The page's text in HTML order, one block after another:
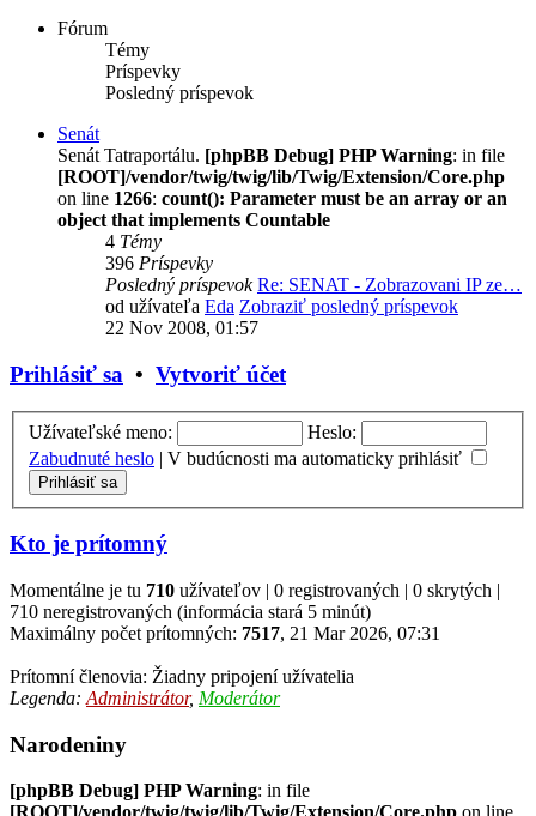
Fórum
Témy
Príspevky
Posledný príspevok
Senát
Senát Tatraportálu. [phpBB Debug] PHP Warning: in file
[ROOT]/vendor/twig/twig/lib/Twig/Extension/Core.php
on line 1266: count(): Parameter must be an array or an
object that implements Countable
4 Témy
396 Príspevky
Posledný príspevok Re: SENAT - Zobrazovani IP ze…
od užívateľa Eda Zobraziť posledný príspevok
22 Nov 2008, 01:57
Prihlásiť sa • Vytvoriť účet
Užívateľské meno:
Heslo:
Zabudnuté heslo | V budúcnosti ma automaticky prihlásiť
Kto je prítomný
Momentálne je tu 710 užívateľov | 0 registrovaných | 0 skrytých |
710 neregistrovaných (informácia stará 5 minút)
Maximálny počet prítomných: 7517, 21 Mar 2026, 07:31
Prítomní členovia: Žiadny pripojení užívatelia
Legenda: Administrátor, Moderátor
Narodeniny
[phpBB Debug] PHP Warning: in file